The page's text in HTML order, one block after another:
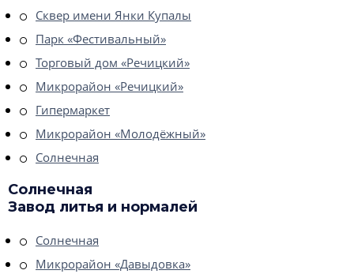
Сквер имени Янки Купалы
Парк «Фестивальный»
Торговый дом «Речицкий»
Микрорайон «Речицкий»
Гипермаркет
Микрорайон «Молодёжный»
Солнечная
Солнечная
Завод литья и нормалей
Солнечная
Микрорайон «Давыдовка»